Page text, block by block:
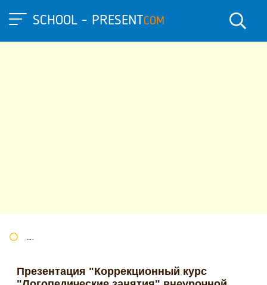
SCHOOL - PRESENTCOM
Презентация "Коррекционный курс